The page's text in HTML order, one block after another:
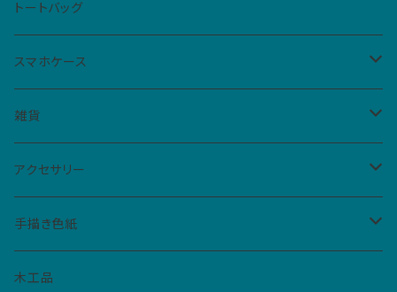
ハイカットスニーカー
スリッポン
メンズ
ベビー・キッズ
Tシャツ
男女共用S
男女共用M
シャツ
レディースM
レディースL
トートバッグ
スマホケース
iPhone
クリアケース
手帳型ケース
雑貨
扇子
仮面
マトリョーシカ
アクセサリー
バッジ
ペーパーバッジ
イヤリング
手描き色紙
ねこぼん
木工品